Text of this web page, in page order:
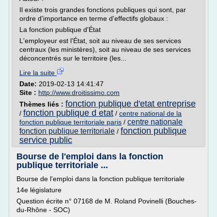
Il existe trois grandes fonctions publiques qui sont, par
ordre d'importance en terme d'effectifs globaux :
La fonction publique d'État
L'employeur est l'État, soit au niveau de ses services
centraux (les ministères), soit au niveau de ses services
déconcentrés sur le territoire (les...
Lire la suite
Date: 2019-02-13 14:41:47
Site : http://www.droitissimo.com
Thèmes liés : fonction publique d'etat entreprise
/ fonction publique d etat / centre national de la
fonction publique territoriale paris / centre nationale
fonction publique territoriale / fonction publique
service public
Bourse de l'emploi dans la fonction
publique territoriale ...
Bourse de l'emploi dans la fonction publique territoriale
14e législature
Question écrite n° 07168 de M. Roland Povinelli (Bouches-
du-Rhône - SOC)